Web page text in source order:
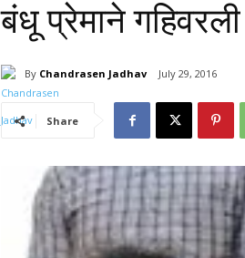
बंधू प्रेमाने गहिवरली
By Chandrasen Jadhav July 29, 2016
Share